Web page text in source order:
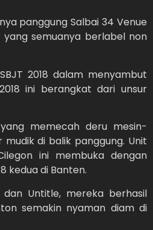
panggung Salbai 34 Venue
yang semuanya berlabel non
2018 dalam menyambut
ini berangkat dari unsur
memecah deru mesin-
mudik di balik panggung. Unit
ini membuka dengan
kedua di Banten.
Untitle, mereka berhasil
semakin nyaman diam di